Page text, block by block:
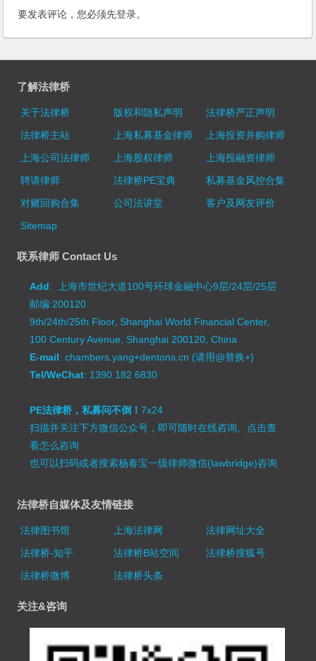
要发表评论，您必须先登录。
了解法律桥
关于法律桥 版权和隐私声明
法律桥严正声明
法律桥主站
上海私募基金律师
上海投资并购律师
上海公司法律师
上海股权律师
上海投融资律师
聘请律师
法律桥PE宝典
私募基金风控合集
对赌回购合集
公司法讲堂
客户及网友评价
Sitemap
联系律师 Contact Us
Add: 上海市世纪大道100号环球金融中心9层/24层/25层
邮编:200120
9th/24th/25th Floor, Shanghai World Financial Center,
100 Century Avenue, Shanghai 200120, China
E-mail: chambers.yang+dentons.cn (请用@替换+)
Tel/WeChat: 1390 182 6830
PE法律桥，私募问不倒！7x24
扫描并关注下方微信公众号，即可随时在线咨询。 点击查
看怎么咨询
也可以扫码或者搜索杨春宝一级律师微信(lawbridge)咨询
法律桥自媒体及友情链接
法律图书馆 上海法律网
法律网址大全
法律桥-知乎
法律桥B站空间
法律桥搜狐号
法律桥微博
法律桥头条
关注&咨询